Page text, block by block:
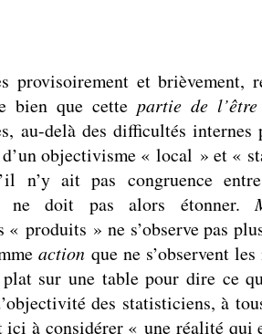
provisoirement et brièvement,
bien que cette partie de
au-delà des difficultés
objectivisme « local » et «
n’y ait pas congruence
ne doit pas alors étonner.
« produits » ne s’observe pas
action que ne s’observent
sur une table pour dire ce
des statisticiens, à
ici à considérer « une réalité qui